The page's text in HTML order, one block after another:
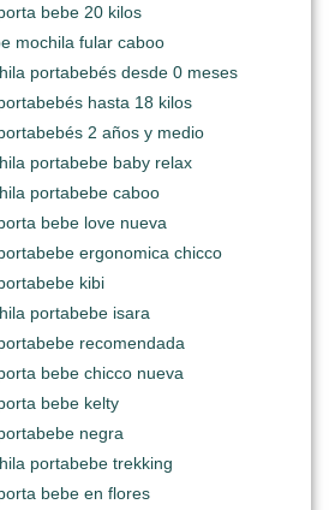
bebe 20 kilos
mochila fular caboo
portabebés desde 0 meses
hasta 18 kilos
2 años y medio
portabebe baby relax
portabebe caboo
bebe love nueva
ergonomica chicco
kibi
portabebe isara
recomendada
bebe chicco nueva
bebe kelty
negra
portabebe trekking
bebe en flores